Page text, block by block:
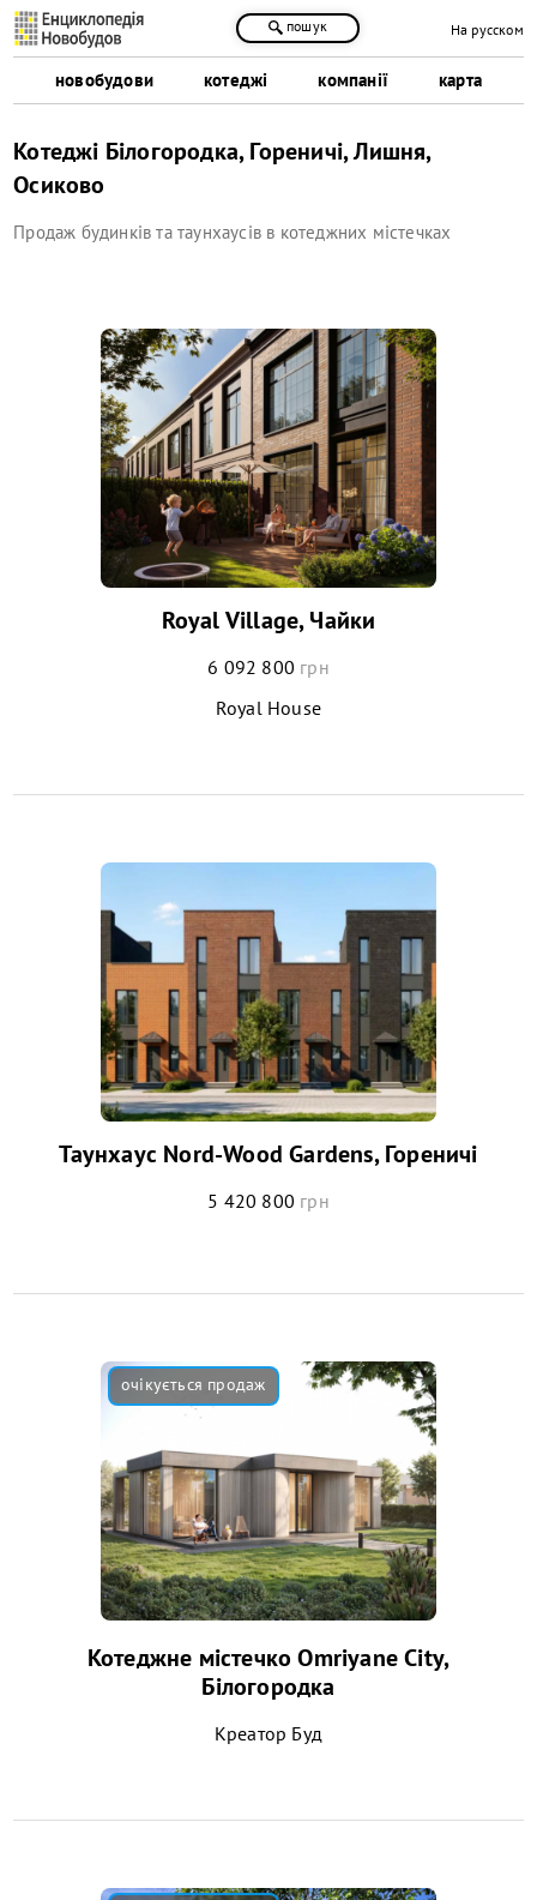
новобудови котеджі компанії карта
пошук На русском
Котеджі Білогородка, Гореничі, Лишня,
Осиково
Продаж будинків та таунхаусів в котеджних містечках
Royal Village, Чайки
6 092 800 грн
Royal House
Таунхаус Nord-Wood Gardens, Гореничі
5 420 800 грн
Котеджне містечко Omriyane City,
Білогородка
Креатор Буд